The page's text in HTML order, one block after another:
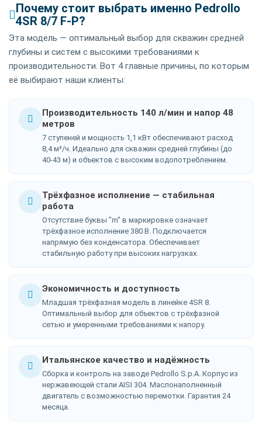
Почему стоит выбрать именно Pedrollo
4SR 8/7 F-P?
Эта модель — оптимальный выбор для скважин средней
глубины и систем с высокими требованиями к
производительности. Вот 4 главные причины, по которым
её выбирают наши клиенты:
Производительность 140 л/мин и напор 48
метров
7 ступеней и мощность 1,1 кВт обеспечивают расход
8,4 м³/ч. Идеально для скважин средней глубины (до
40-43 м) и объектов с высоким водопотреблением.
Трёхфазное исполнение — стабильная
работа
Отсутствие буквы "m" в маркировке означает
трёхфазное исполнение 380 В. Подключается
напрямую без конденсатора. Обеспечивает
стабильную работу при высоких нагрузках.
Экономичность и доступность
Младшая трёхфазная модель в линейке 4SR 8.
Оптимальный выбор для объектов с трёхфазной
сетью и умеренными требованиями к напору.
Итальянское качество и надёжность
Сборка и контроль на заводе Pedrollo S.p.A. Корпус из
нержавеющей стали AISI 304. Маслонаполненный
двигатель с возможностью перемотки. Гарантия 24
месяца.